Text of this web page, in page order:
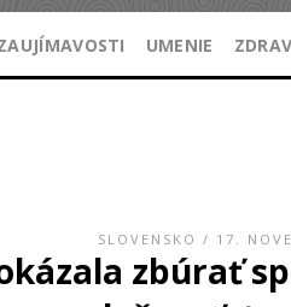
UMENIE
SLOVENSKO / 17.
zbúrať